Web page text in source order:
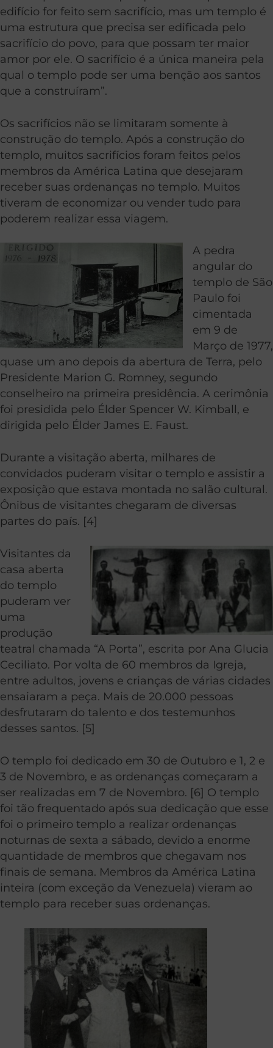
edifício for feito sem sacrifício, mas um templo é
uma estrutura que precisa ser edificada pelo
sacrifício do povo, para que possam ter maior
amor por ele. O sacrifício é a única maneira pela
qual o templo pode ser uma benção aos santos
que a construíram”.
Os sacrifícios não se limitaram somente à
construção do templo. Após a construção do
templo, muitos sacrifícios foram feitos pelos
membros da América Latina que desejaram
receber suas ordenanças no templo. Muitos
tiveram de economizar ou vender tudo para
poderem realizar essa viagem.
A pedra
angular do
templo de São
Paulo foi
cimentada
em 9 de
Março de 1977,
quase um ano depois da abertura de Terra, pelo
Presidente Marion G. Romney, segundo
conselheiro na primeira presidência. A cerimônia
foi presidida pelo Élder Spencer W. Kimball, e
dirigida pelo Élder James E. Faust.
Durante a visitação aberta, milhares de
convidados puderam visitar o templo e assistir a
exposição que estava montada no salão cultural.
Ônibus de visitantes chegaram de diversas
partes do país. [4]
Visitantes da
casa aberta
do templo
puderam ver
uma
produção
teatral chamada “A Porta”, escrita por Ana Glucia
Ceciliato. Por volta de 60 membros da Igreja,
entre adultos, jovens e crianças de várias cidades
ensaiaram a peça. Mais de 20.000 pessoas
desfrutaram do talento e dos testemunhos
desses santos. [5]
O templo foi dedicado em 30 de Outubro e 1, 2 e
3 de Novembro, e as ordenanças começaram a
ser realizadas em 7 de Novembro. [6] O templo
foi tão frequentado após sua dedicação que esse
foi o primeiro templo a realizar ordenanças
noturnas de sexta a sábado, devido a enorme
quantidade de membros que chegavam nos
finais de semana. Membros da América Latina
inteira (com exceção da Venezuela) vieram ao
templo para receber suas ordenanças.